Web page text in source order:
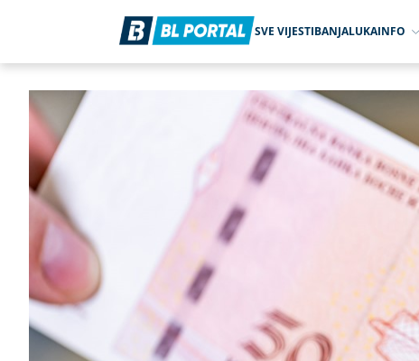
SVE VIJESTIBANJALUKAINFO